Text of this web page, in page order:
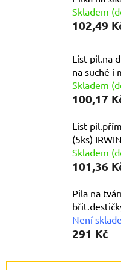
Skladem
102,49
List pil.na
na suché i
Skladem
100,17
List
(5ks) IRWIN
Skladem
101,36
Pila na
Není
291 Kč